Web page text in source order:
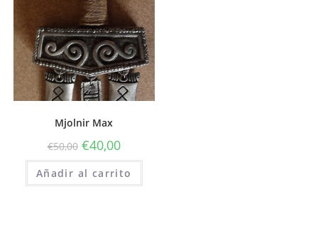
Mjolnir Max
€50,00 €40,00
Añadir al carrito